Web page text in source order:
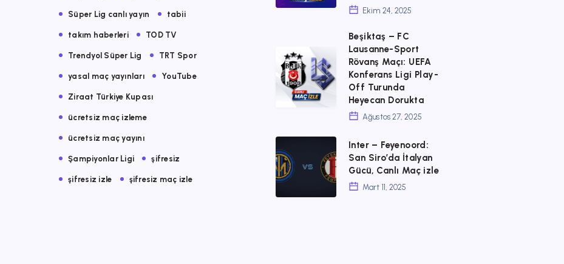
Süper Lig canlı yayın tabii
takım haberleri TOD TV
Trendyol Süper Lig TRT Spor
yasal maç yayınları YouTube
Ziraat Türkiye Kupası
ücretsiz maç izleme
ücretsiz maç yayını
Şampiyonlar Ligi şifresiz
şifresiz izle şifresiz maç izle
mı?
25
Öncesi
Tam
Rehber
İstatistikler
Ekim 24, 2025
Beşiktaş
–
Lausanne-
Maçı:
UEFA
Konferans
Beşiktaş – FC
Lausanne-Sport
Rövanş Maçı: UEFA
Konferans Ligi Play-
Off Turunda
Heyecan Dorukta
Ağustos 27, 2025
–
Feyenoord:
San
Inter – Feyenoord:
San Siro’da İtalyan
Gücü, Canlı Maç izle
Mart 11, 2025